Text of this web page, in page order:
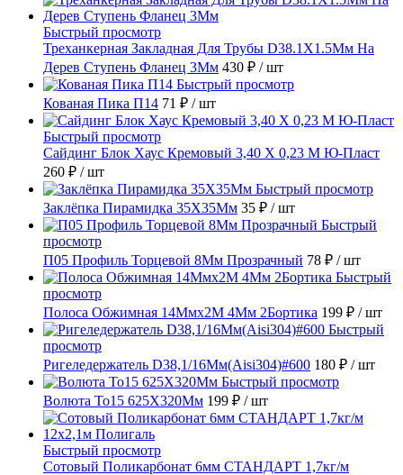
Быстрый просмотр
Треханкерная Закладная Для Трубы D38.1Х1.5Мм На
Дерев Ступень Фланец 3Мм 430 ₽ / шт
Быстрый просмотр
Кованая Пика П14 71 ₽ / шт
Быстрый просмотр
Сайдинг Блок Хаус Кремовый 3,40 Х 0,23 М Ю-Пласт
260 ₽ / шт
Быстрый просмотр
Заклёпка Пирамидка 35X35Мм 35 ₽ / шт
Быстрый
просмотр
П05 Профиль Торцевой 8Мм Прозрачный 78 ₽ / шт
Быстрый
просмотр
Полоса Обжимная 14Ммх2М 4Мм 2Бортика 199 ₽ / шт
Быстрый
просмотр
Ригеледержатель D38,1/16Мм(Aisi304)#600 180 ₽ / шт
Быстрый просмотр
Волюта То15 625X320Мм 199 ₽ / шт
Быстрый просмотр
Сотовый Поликарбонат 6мм СТАНДАРТ 1,7кг/м